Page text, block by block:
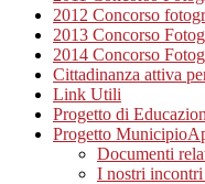
2012 Concorso
2013 Concorso
2014 Concorso
Cittadinanza attiva
Link Utili
Progetto di
Progetto
Documenti
I nostri incontri